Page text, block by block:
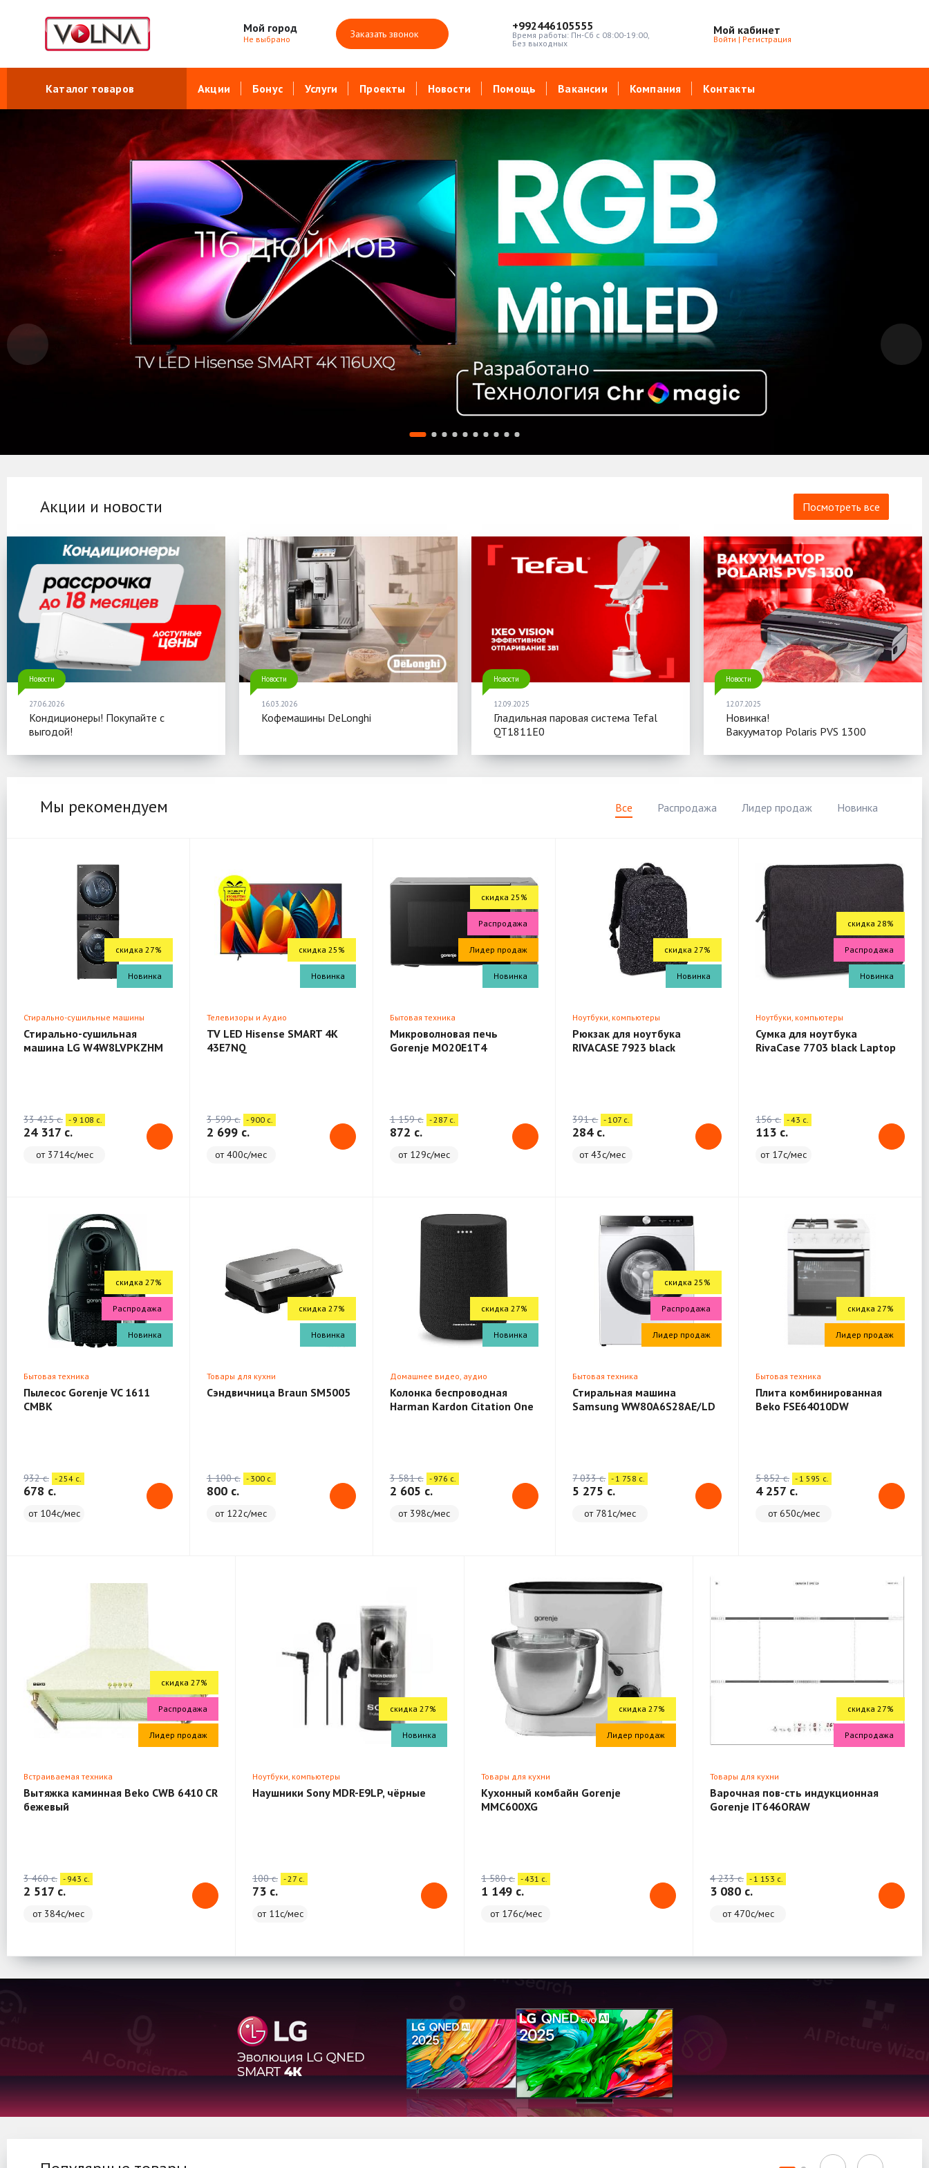
Мой город
Не выбрано Заказать звонок
+992446105555
Время работы: Пн-Сб с 08:00-19:00,
Без выходных
Мой кабинет
Войти | Регистрация
Каталог товаров Акции Бонус Услуги Проекты Новости Помощь Вакансии Компания Контакты
Акции и новости Посмотреть все
Новости
27.06.2026
Кондиционеры! Покупайте с
выгодой!
Новости
16.03.2026
Кофемашины DeLonghi
Новости
12.09.2025
Гладильная паровая система Tefal
QT1811E0
Новости
12.07.2025
Новинка!
Вакууматор Polaris PVS 1300
Мы рекомендуем Все Распродажа Лидер продаж Новинка
скидка 27%
Новинка
Стирально-сушильные машины
Стирально-сушильная
машина LG W4W8LVPKZHM
33 425 c. - 9 108 c.
24 317 c.
от 3714с/мес
скидка 25%
Новинка
Телевизоры и Аудио
TV LED Hisense SMART 4K
43E7NQ
3 599 c. - 900 c.
2 699 c.
от 400с/мес
скидка 25%
Распродажа
Лидер продаж
Новинка
Бытовая техника
Микроволновая печь
Gorenje MO20E1T4
1 159 c. - 287 c.
872 c.
от 129с/мес
скидка 27%
Новинка
Ноутбуки, компьютеры
Рюкзак для ноутбука
RIVACASE 7923 black
391 c. - 107 c.
284 c.
от 43с/мес
скидка 28%
Распродажа
Новинка
Ноутбуки, компьютеры
Сумка для ноутбука
RivaCase 7703 black Laptop
156 c. - 43 c.
113 c.
от 17с/мес
скидка 27%
Распродажа
Новинка
Бытовая техника
Пылесос Gorenje VC 1611
CMBK
932 c. - 254 c.
678 c.
от 104с/мес
скидка 27%
Новинка
Товары для кухни
Сэндвичница Braun SM5005
1 100 c. - 300 c.
800 c.
от 122с/мес
скидка 27%
Новинка
Домашнее видео, аудио
Колонка беспроводная
Harman Kardon Citation One
3 581 c. - 976 c.
2 605 c.
от 398с/мес
скидка 25%
Распродажа
Лидер продаж
Бытовая техника
Стиральная машина
Samsung WW80A6S28AE/LD
7 033 c. - 1 758 c.
5 275 c.
от 781с/мес
скидка 27%
Лидер продаж
Бытовая техника
Плита комбинированная
Beko FSE64010DW
5 852 c. - 1 595 c.
4 257 c.
от 650с/мес
скидка 27%
Распродажа
Лидер продаж
Встраиваемая техника
Вытяжка каминная Beko CWB 6410 CR
бежевый
3 460 c. - 943 c.
2 517 c.
от 384с/мес
скидка 27%
Новинка
Ноутбуки, компьютеры
Наушники Sony MDR-E9LP, чёрные
100 c. - 27 c.
73 c.
от 11с/мес
скидка 27%
Лидер продаж
Товары для кухни
Кухонный комбайн Gorenje
MMC600XG
1 580 c. - 431 c.
1 149 c.
от 176с/мес
скидка 27%
Распродажа
Товары для кухни
Варочная пов-сть индукционная
Gorenje IT646ORAW
4 233 c. - 1 153 c.
3 080 c.
от 470с/мес